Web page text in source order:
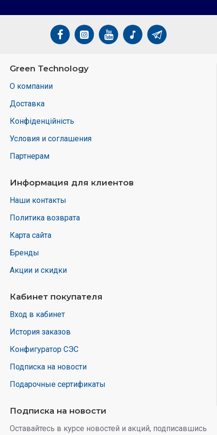
Green Technology
О компании
Доставка
Конфіденційність
Условия и соглашения
Партнерам
Информация для клиентов
Наши контакты
Политика возврата
Карта сайта
Бренды
Акции и скидки
Кабинет покупателя
Вход в кабинет
История заказов
Конфигуратор СЭС
Подписка на новости
Подарочные сертификаты
Подписка на новости
Оставайтесь в курсе новостей и акций, подписавшись